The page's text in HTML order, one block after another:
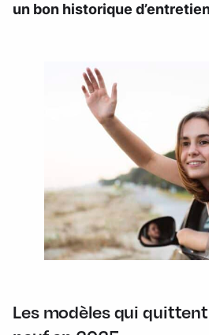
un bon historique
Les modèles qui